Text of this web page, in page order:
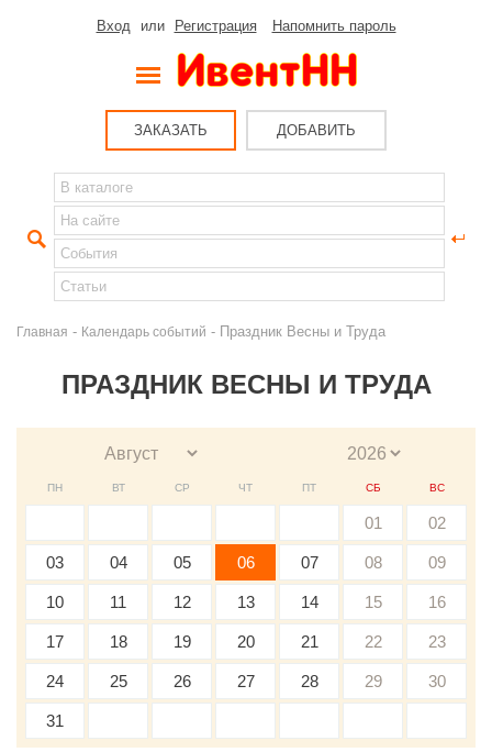
Вход или Регистрация Напомнить пароль
ЗАКАЗАТЬ ДОБАВИТЬ
Главная - Календарь событий - Праздник Весны и Труда
ПРАЗДНИК ВЕСНЫ И ТРУДА
ПН ВТ СР ЧТ ПТ СБ ВС
01 02
03 04 05 06 07 08 09
10 11 12 13 14 15 16
17 18 19 20 21 22 23
24 25 26 27 28 29 30
31